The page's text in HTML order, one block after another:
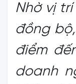
Nhờ vị
đồng
điểm
doanh